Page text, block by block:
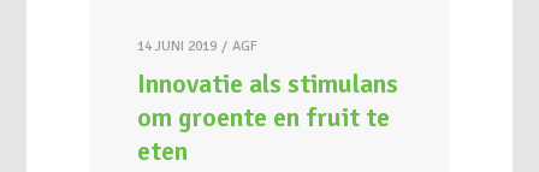
14 JUNI 2019 AGF
Innovatie als stimulans
om groente en fruit te
eten